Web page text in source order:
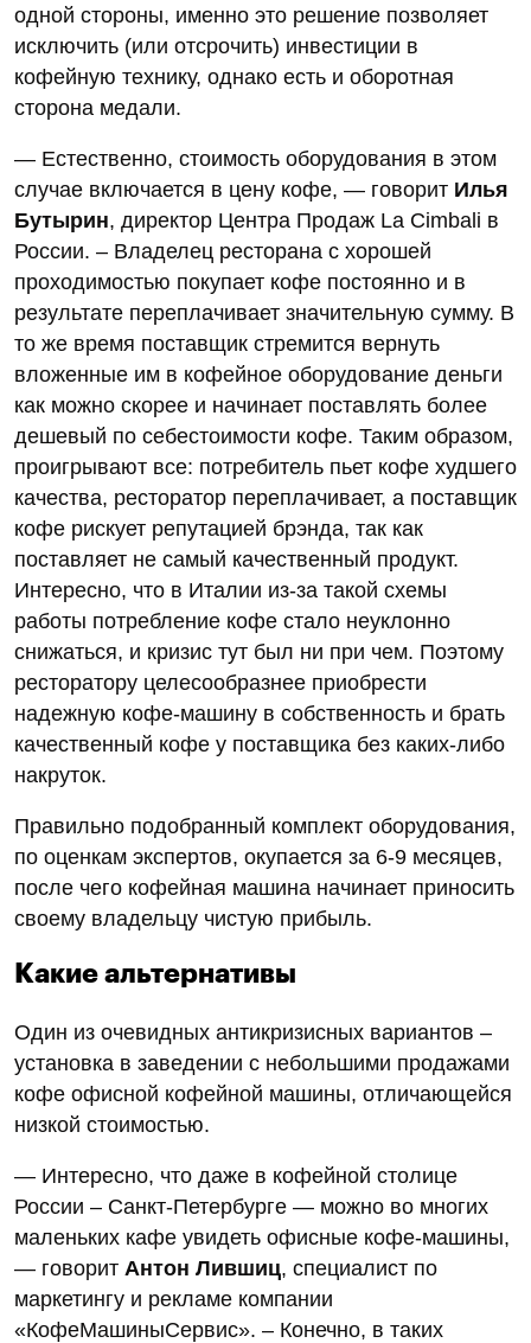
одной стороны, именно это решение позволяет
исключить (или отсрочить) инвестиции в
кофейную технику, однако есть и оборотная
сторона медали.
— Естественно, стоимость оборудования в этом
случае включается в цену кофе, — говорит Илья
Бутырин, директор Центра Продаж La Cimbali в
России. – Владелец ресторана с хорошей
проходимостью покупает кофе постоянно и в
результате переплачивает значительную сумму. В
то же время поставщик стремится вернуть
вложенные им в кофейное оборудование деньги
как можно скорее и начинает поставлять более
дешевый по себестоимости кофе. Таким образом,
проигрывают все: потребитель пьет кофе худшего
качества, ресторатор переплачивает, а поставщик
кофе рискует репутацией брэнда, так как
поставляет не самый качественный продукт.
Интересно, что в Италии из-за такой схемы
работы потребление кофе стало неуклонно
снижаться, и кризис тут был ни при чем. Поэтому
ресторатору целесообразнее приобрести
надежную кофе-машину в собственность и брать
качественный кофе у поставщика без каких-либо
накруток.
Правильно подобранный комплект оборудования,
по оценкам экспертов, окупается за 6-9 месяцев,
после чего кофейная машина начинает приносить
своему владельцу чистую прибыль.
Какие альтернативы
Один из очевидных антикризисных вариантов –
установка в заведении с небольшими продажами
кофе офисной кофейной машины, отличающейся
низкой стоимостью.
— Интересно, что даже в кофейной столице
России – Санкт-Петербурге — можно во многих
маленьких кафе увидеть офисные кофе-машины,
— говорит Антон Лившиц, специалист по
маркетингу и рекламе компании
«КофеМашиныСервис». – Конечно, в таких